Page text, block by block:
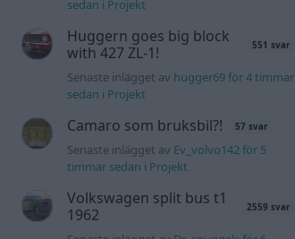
sedan i Projekt
Huggern goes big block
with 427 ZL-1!
551 svar
Senaste inlägget av hugger69 för 4 timmar
sedan i Projekt
Camaro som bruksbil?! 57 svar
Senaste inlägget av Ev_volvo142 för 5
timmar sedan i Projekt
Volkswagen split bus t1
1962
2559 svar